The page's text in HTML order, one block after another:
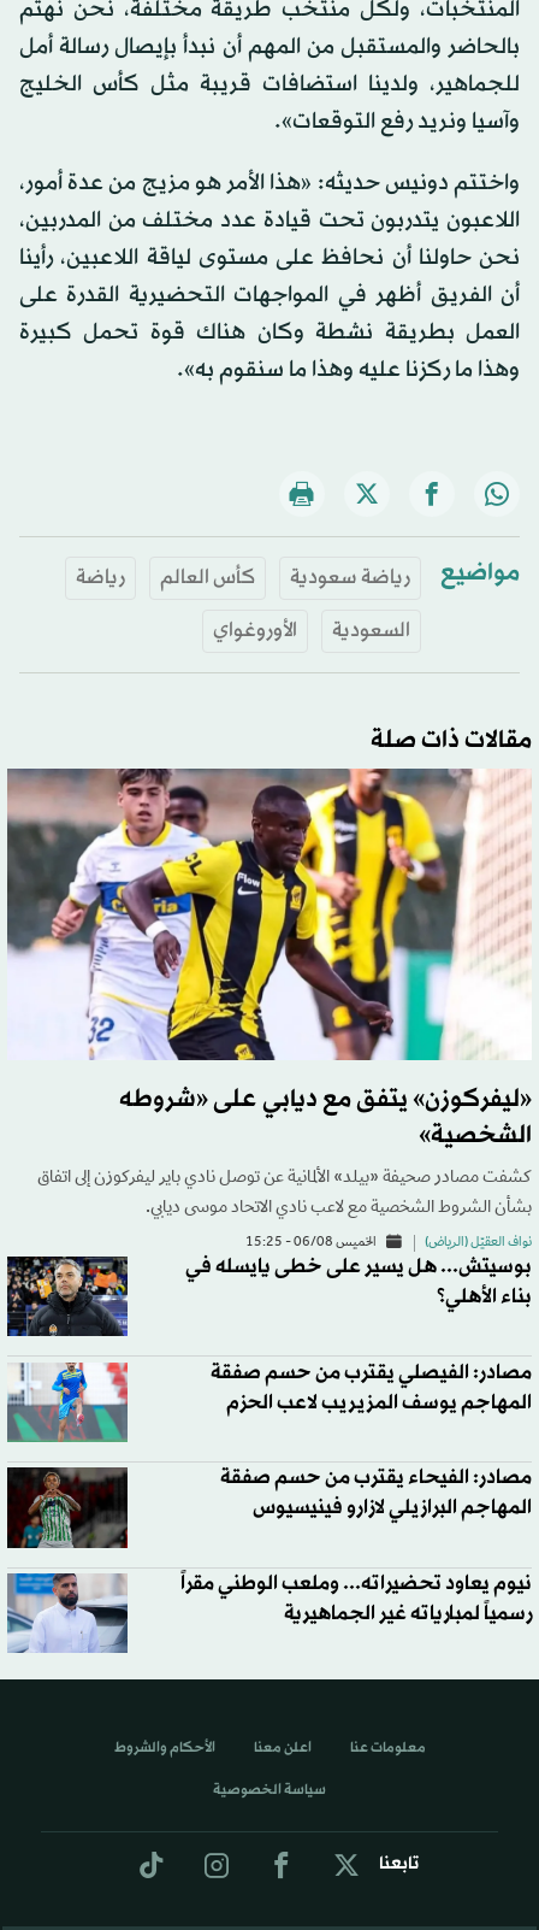
المنتخبات، ولكل منتخب طريقة مختلفة، نحن نهتم
بالحاضر والمستقبل من المهم أن نبدأ بإيصال رسالة أمل
للجماهير، ولدينا استضافات قريبة مثل كأس الخليج
وآسيا ونريد رفع التوقعات».
واختتم دونيس حديثه: «هذا الأمر هو مزيج من عدة أمور،
اللاعبون يتدربون تحت قيادة عدد مختلف من المدربين،
نحن حاولنا أن نحافظ على مستوى لياقة اللاعبين، رأينا
أن الفريق أظهر في المواجهات التحضيرية القدرة على
العمل بطريقة نشطة وكان هناك قوة تحمل كبيرة
وهذا ما ركزنا عليه وهذا ما سنقوم به».
مواضيع رياضة سعودية كأس العالم
رياضة
السعودية
الأوروغواي
مقالات ذات صلة
«ليفركوزن» يتفق مع ديابي على «شروطه
الشخصية»
كشفت مصادر صحيفة «بيلد» الألمانية عن توصل نادي باير ليفركوزن إلى اتفاق
بشأن الشروط الشخصية مع لاعب نادي الاتحاد موسى ديابي.
نواف العقيّل (الرياض) الخميس 06/08 - 15:25
بوسيتش... هل يسير على خطى يايسله في
بناء الأهلي؟
مصادر: الفيصلي يقترب من حسم صفقة
المهاجم يوسف المزيريب لاعب الحزم
مصادر: الفيحاء يقترب من حسم صفقة
المهاجم البرازيلي لازارو فينيسيوس
نيوم يعاود تحضيراته... وملعب الوطني مقراً
رسمياً لمبارياته غير الجماهيرية
تابعنا
معلومات عنا اعلن معنا الأحكام والشروط
سياسة الخصوصية